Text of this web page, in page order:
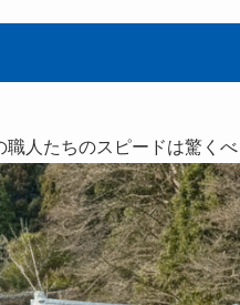
人たちのスピードは驚く